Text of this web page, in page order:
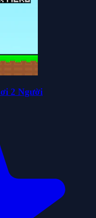
2 Người